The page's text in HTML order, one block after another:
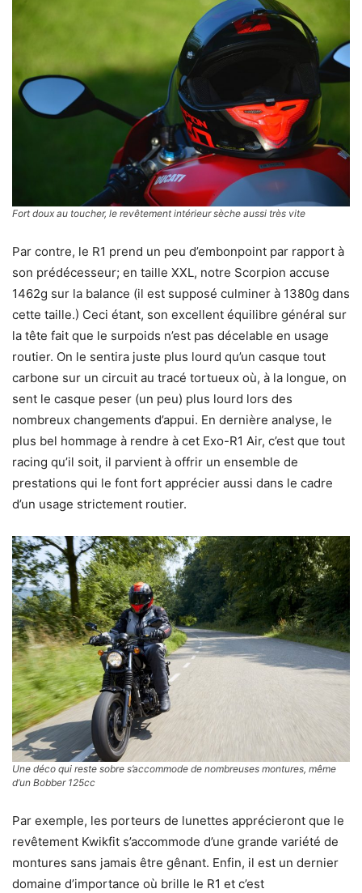
Fort doux au toucher, le revêtement intérieur sèche aussi très vite
Par contre, le R1 prend un peu d’embonpoint par rapport à
son prédécesseur; en taille XXL, notre Scorpion accuse
1462g sur la balance (il est supposé culminer à 1380g dans
cette taille.) Ceci étant, son excellent équilibre général sur
la tête fait que le surpoids n’est pas décelable en usage
routier. On le sentira juste plus lourd qu’un casque tout
carbone sur un circuit au tracé tortueux où, à la longue, on
sent le casque peser (un peu) plus lourd lors des
nombreux changements d’appui. En dernière analyse, le
plus bel hommage à rendre à cet Exo-R1 Air, c’est que tout
racing qu’il soit, il parvient à offrir un ensemble de
prestations qui le font fort apprécier aussi dans le cadre
d’un usage strictement routier.
Une déco qui reste sobre s’accommode de nombreuses montures, même
d’un Bobber 125cc
Par exemple, les porteurs de lunettes apprécieront que le
revêtement Kwikfit s’accommode d’une grande variété de
montures sans jamais être gênant. Enfin, il est un dernier
domaine d’importance où brille le R1 et c’est